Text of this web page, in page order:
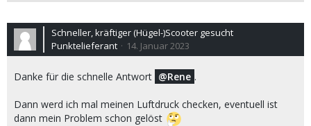
Schneller, kräftiger (Hügel-)Scooter gesucht
Punktelieferant
14. Januar 2023
Danke für die schnelle Antwort Rene .
Dann werd ich mal meinen Luftdruck checken, eventuell ist
dann mein Problem schon gelöst